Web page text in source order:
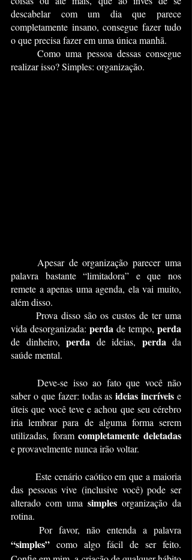
descabelar com um dia que parece
completamente insano, consegue fazer tudo
o que precisa fazer em uma única manhã.
	Como uma pessoa dessas consegue
realizar isso? Simples: organização.
palavra bastante “limitadora” e que nos
remete a apenas uma agenda, ela vai muito,
além disso.
vida desorganizada: perda de tempo,
de dinheiro, perda de ideias, perda da
saúde mental.
	Deve-se isso ao fato que você não
saber o que fazer: todas as ideias incríveis e
úteis que você teve e achou que seu cérebro
iria lembrar para de alguma forma serem
utilizadas, foram completamente deletadas
e provavelmente nunca irão voltar.
das pessoas vive (inclusive você) pode ser
alterado com uma simples organização da
rotina.
“simples” como algo fácil de ser feito.